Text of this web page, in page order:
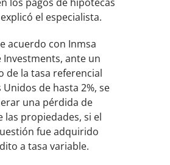
el especialista.
acuerdo con Inmsa
Investments, ante un
de la tasa referencial
Unidos de hasta 2%, se
una pérdida de
las propiedades, si el
fue adquirido
a tasa variable.